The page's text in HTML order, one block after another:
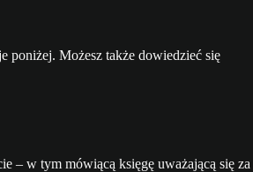
poniżej. Możesz także dowiedzieć się
– w tym mówiącą księgę uważającą się za